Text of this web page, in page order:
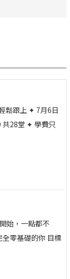
鬆跟上 ✦ 7月6日
28堂 ✦ 學費只
始，一點都不
零基礎的你 目標